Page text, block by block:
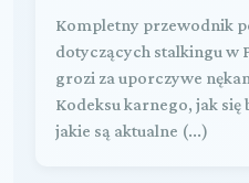
Kompletny przewodnik
dotyczących stalkingu w
grozi za uporczywe
Kodeksu karnego, jak
jakie są aktualne (...)